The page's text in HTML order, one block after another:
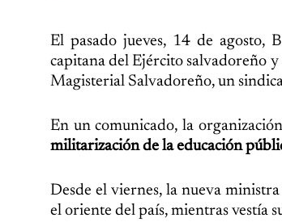
El pasado jueves, 14 de agosto,
capitana del Ejército salvadoreño
Magisterial Salvadoreño, un
En un comunicado, la
militarización de la educación
Desde el viernes, la nueva
el oriente del país, mientras vestía